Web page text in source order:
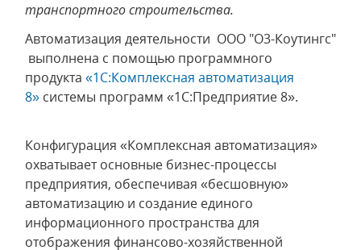
транспортного строительства.
Автоматизация деятельности ООО "О3-Коутингс"
выполнена с помощью программного
продукта «1С:Комплексная автоматизация
8» системы программ «1С:Предприятие 8».
Конфигурация «Комплексная автоматизация»
охватывает основные бизнес-процессы
предприятия, обеспечивая «бесшовную»
автоматизацию и создание единого
информационного пространства для
отображения финансово-хозяйственной